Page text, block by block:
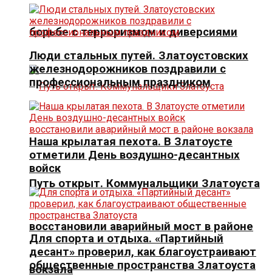
борьбе с терроризмом и диверсиями
Путь открыт. Коммунальщики Златоуста
восстановили аварийный мост в районе
вокзала
Люди стальных путей. Златоустовских
железнодорожников поздравили с
профессиональным праздником
Наша крылатая пехота. В Златоусте
отметили День воздушно-десантных
войск
Для спорта и отдыха. «Партийный
десант» проверил, как благоустраивают
общественные пространства Златоуста